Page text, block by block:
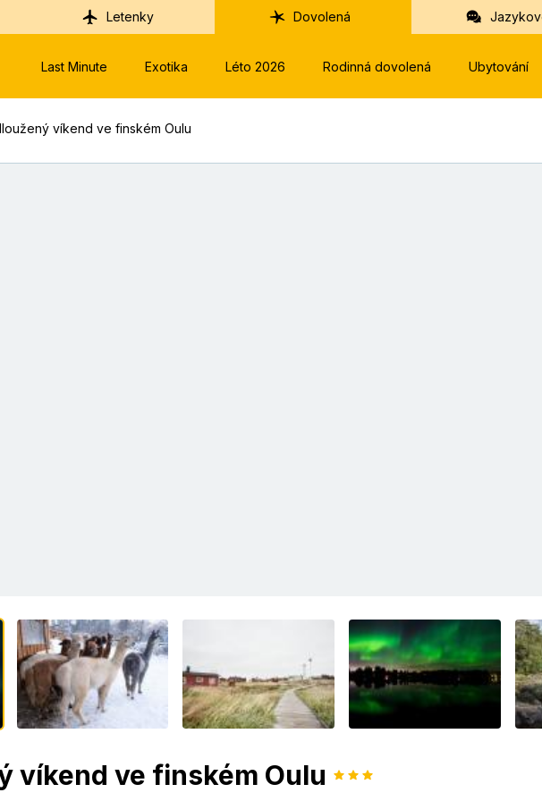
Letenky Dovolená
Last Minute Exotika Léto 2026 Rodinná dovolená Ubytování
víkend ve finském Oulu
víkend ve finském Oulu